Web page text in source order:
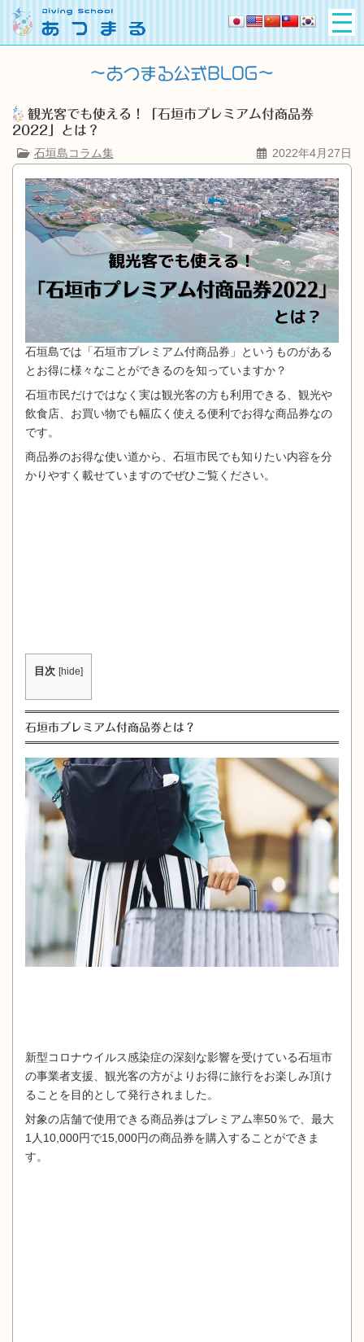
観光客でも使える！「石垣市プレミアム付商品券
2022」とは？
石垣島コラム集
2022年4月27日
石垣島では「石垣市プレミアム付商品券」というものがある
とお得に様々なことができるのを知っていますか？
石垣市民だけではなく実は観光客の方も利用できる、観光や
飲食店、お買い物でも幅広く使える便利でお得な商品券なの
です。
商品券のお得な使い道から、石垣市民でも知りたい内容を分
かりやすく載せていますのでぜひご覧ください。
目次 [hide]
石垣市プレミアム付商品券とは？
新型コロナウイルス感染症の深刻な影響を受けている石垣市
の事業者支援、観光客の方がよりお得に旅行をお楽しみ頂け
ることを目的として発行されました。
対象の店舗で使用できる商品券はプレミアム率50％で、最大
1人10,000円で15,000円の商品券を購入することができま
す。